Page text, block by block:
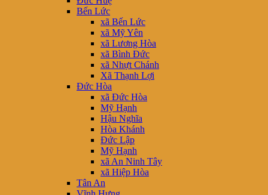
Bến Lức
xã Bến Lức
xã Mỹ Yên
xã Lương Hòa
xã Bình Đức
xã Nhựt Chánh
Xã Thạnh Lợi
Đức Hòa
xã Đức Hòa
Mỹ Hạnh
Hậu Nghĩa
Hòa Khánh
Đức Lập
Mỹ Hạnh
xã An Ninh Tây
xã Hiệp Hòa
Tân An